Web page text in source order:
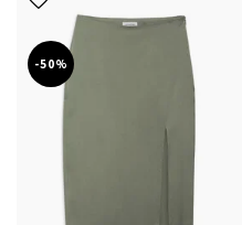
-50%